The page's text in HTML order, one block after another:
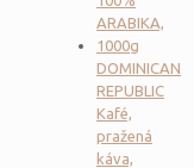
DOMINICAN
REPUBLIC
Kafé,
pražená
káva,